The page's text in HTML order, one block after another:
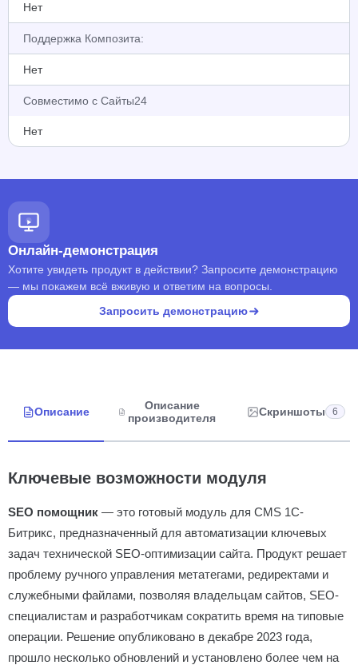
Нет
Поддержка Композита:
Нет
Совместимо с Сайты24
Нет
Онлайн-демонстрация
Хотите увидеть продукт в действии? Запросите демонстрацию
— мы покажем всё вживую и ответим на вопросы.
Запросить демонстрацию
Описание
Описание
производителя
Скриншоты 6
Ключевые возможности модуля
SEO помощник — это готовый модуль для CMS 1С-
Битрикс, предназначенный для автоматизации ключевых
задач технической SEO-оптимизации сайта. Продукт решает
проблему ручного управления метатегами, редиректами и
служебными файлами, позволяя владельцам сайтов, SEO-
специалистам и разработчикам сократить время на типовые
операции. Решение опубликовано в декабре 2023 года,
прошло несколько обновлений и установлено более чем на